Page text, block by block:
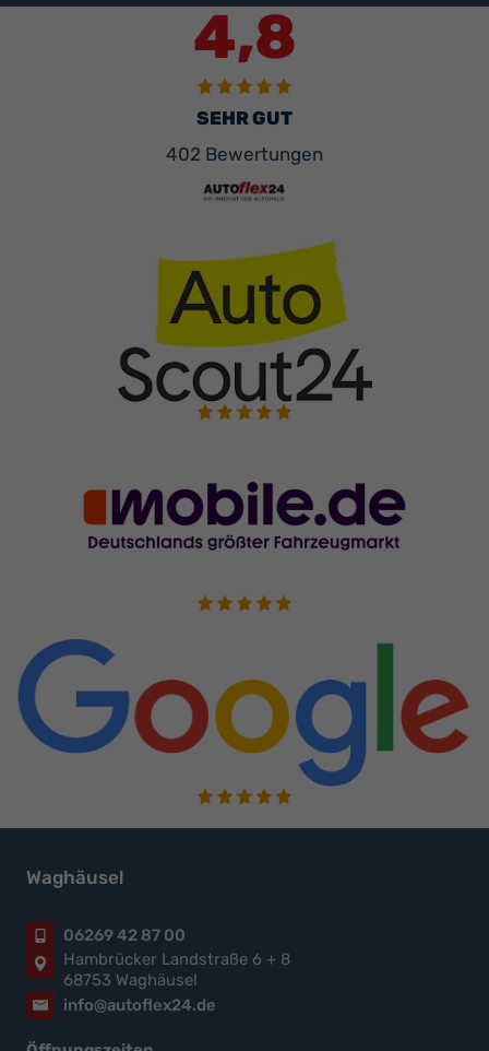
4,8
SEHR GUT
402 Bewertungen
Waghäusel
06269 42 87 00
Hambrücker Landstraße 6 + 8
68753 Waghäusel
info@autoflex24.de